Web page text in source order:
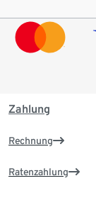
Zahlung
Rechnung
Ratenzahlung